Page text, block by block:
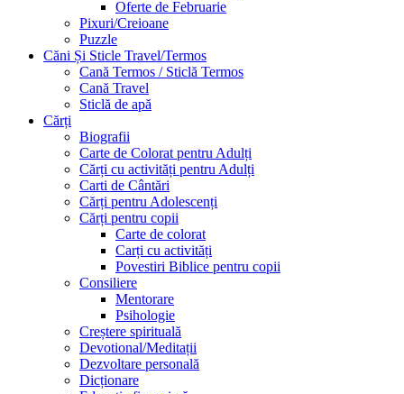
Oferte de Februarie
Pixuri/Creioane
Puzzle
Căni Și Sticle Travel/Termos
Cană Termos / Sticlă Termos
Cană Travel
Sticlă de apă
Cărți
Biografii
Carte de Colorat pentru Adulți
Cărți cu activități pentru Adulți
Carti de Cântări
Cărți pentru Adolescenți
Cărți pentru copii
Carte de colorat
Carți cu activități
Povestiri Biblice pentru copii
Consiliere
Mentorare
Psihologie
Creștere spirituală
Devotional/Meditații
Dezvoltare personală
Dicționare